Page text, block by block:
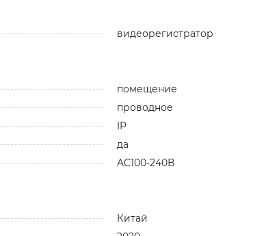
видеорегистратор
помещение
проводное
IP
да
AC100-240В
Китай